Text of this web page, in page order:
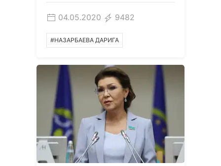
04.05.2020 9482
#НАЗАРБАЕВА ДАРИГА